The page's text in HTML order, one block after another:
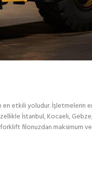
etkili yoludur. İşletmelerin
İstanbul, Kocaeli,
filonuzdan maksimum